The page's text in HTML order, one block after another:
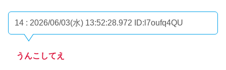
14 : 2026/06/03(水) 13:52:28.972 ID:l7oufq4QU
うんこしてえ